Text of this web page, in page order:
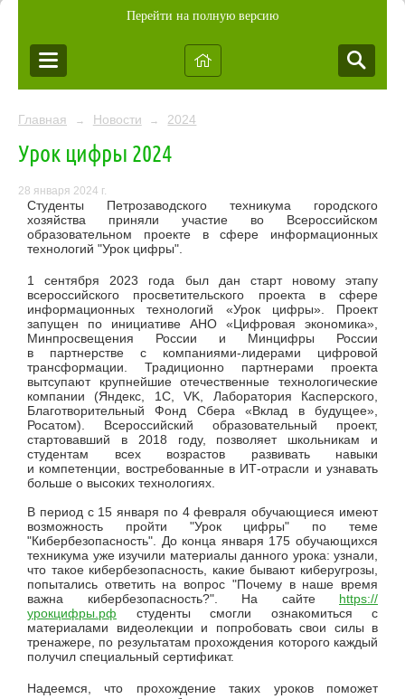
Перейти на полную версию
Главная → Новости → 2024
Урок цифры 2024
28 января 2024 г.
Студенты Петрозаводского техникума городского
хозяйства приняли участие во Всероссийском
образовательном проекте в сфере информационных
технологий "Урок цифры".
1 сентября 2023 года был дан старт новому этапу
всероссийского просветительского проекта в сфере
информационных технологий «Урок цифры». Проект
запущен по инициативе АНО «Цифровая экономика»,
Минпросвещения России и Минцифры России
в партнерстве с компаниями-лидерами цифровой
трансформации. Традиционно партнерами проекта
вытсупают крупнейшие отечественные технологические
компании (Яндекс, 1С, VK, Лаборатория Касперского,
Благотворительный Фонд Сбера «Вклад в будущее»,
Росатом). Всероссийский образовательный проект,
стартовавший в 2018 году, позволяет школьникам и
студентам всех возрастов развивать навыки
и компетенции, востребованные в ИТ-отрасли и узнавать
больше о высоких технологиях.
В период с 15 января по 4 февраля обучающиеся имеют
возможность пройти "Урок цифры" по теме
"Кибербезопасность". До конца января 175 обучающихся
техникума уже изучили материалы данного урока: узнали,
что такое кибербезопасность, какие бывают киберугрозы,
попытались ответить на вопрос "Почему в наше время
важна кибербезопасность?". На сайте https://
урокцифры.рф студенты смогли ознакомиться с
материалами видеолекции и попробовать свои силы в
тренажере, по результатам прохождения которого каждый
получил специальный сертификат.
Надеемся, что прохождение таких уроков поможет